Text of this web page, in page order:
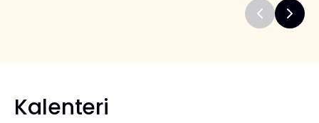
Todistukset ja opintotiedot Suomen kurssit
Kalenteri